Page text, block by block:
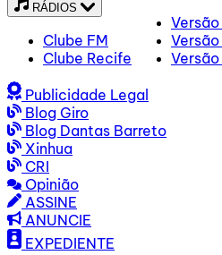
RÁDIOS
Clube FM
Clube Recife
Publicidade Legal
Blog Giro
Blog Dantas Barreto
Xinhua
CRI
Opinião
ASSINE
ANUNCIE
EXPEDIENTE